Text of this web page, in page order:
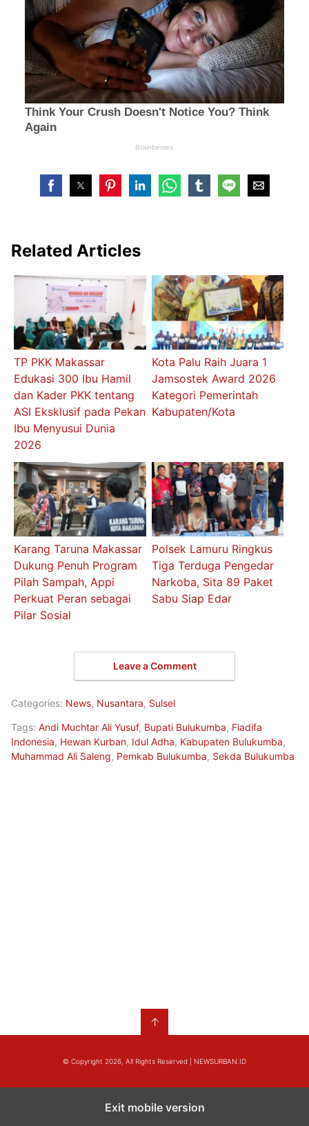
Related Articles
TP PKK Makassar
Edukasi 300 Ibu Hamil
dan Kader PKK tentang
ASI Eksklusif pada Pekan
Ibu Menyusui Dunia
2026
Kota Palu Raih Juara 1
Jamsostek Award 2026
Kategori Pemerintah
Kabupaten/Kota
Karang Taruna Makassar
Dukung Penuh Program
Pilah Sampah, Appi
Perkuat Peran sebagai
Pilar Sosial
Polsek Lamuru Ringkus
Tiga Terduga Pengedar
Narkoba, Sita 89 Paket
Sabu Siap Edar
Leave a Comment
Categories: News, Nusantara, Sulsel
Tags: Andi Muchtar Ali Yusuf, Bupati Bulukumba, Fiadifa
Indonesia, Hewan Kurban, Idul Adha, Kabupaten Bulukumba,
Muhammad Ali Saleng, Pemkab Bulukumba, Sekda Bulukumba
↑
© Copyright 2026, All Rights Reserved | NEWSURBAN.ID
Exit mobile version